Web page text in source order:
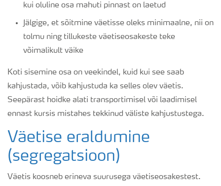
kui oluline osa mahuti pinnast on laetud
Jälgige, et sõitmine väetisse oleks minimaalne, nii on
tolmu ning tillukeste väetiseosakeste teke
võimalikult väike
Koti sisemine osa on veekindel, kuid kui see saab
kahjustada, võib kahjustuda ka selles olev väetis.
Seepärast hoidke alati transportimisel või laadimisel
ennast kursis mistahes tekkinud väliste kahjustustega.
Väetise eraldumine
(segregatsioon)
Väetis koosneb erineva suurusega väetiseosakestest.